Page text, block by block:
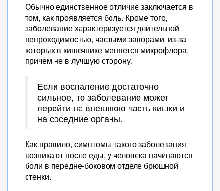
Обычно единственное отличие заключается в
том, как проявляется боль. Кроме того,
заболевание характеризуется длительной
непроходимостью, частыми запорами, из-за
которых в кишечнике меняется микрофлора,
причем не в лучшую сторону.
Если воспаление достаточно
сильное, то заболевание может
перейти на внешнюю часть кишки и
на соседние органы.
Как правило, симптомы такого заболевания
возникают после еды, у человека начинаются
боли в передне-боковом отделе брюшной
стенки.